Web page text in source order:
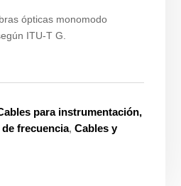
ópticas monomodo
ITU-T G.
para instrumentación,
frecuencia,Cables y